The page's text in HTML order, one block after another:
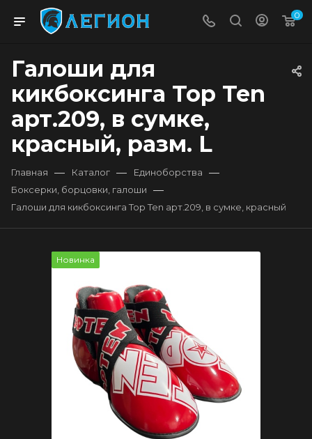
0
Галоши для
кикбоксинга Top Ten
арт.209, в сумке,
красный, разм. L
Главная — Каталог — Единоборства —
Боксерки, борцовки, галоши —
Галоши для кикбоксинга Top Ten арт.209, в сумке, красный
Новинка